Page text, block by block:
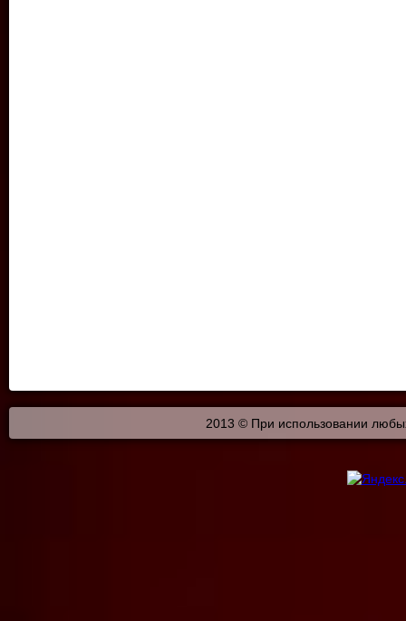
2013 © При использовании